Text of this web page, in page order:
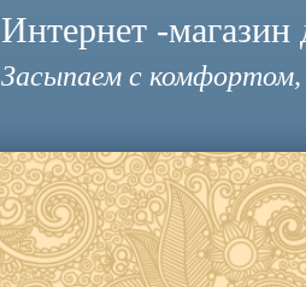
Интернет -магазин
Засыпаем с